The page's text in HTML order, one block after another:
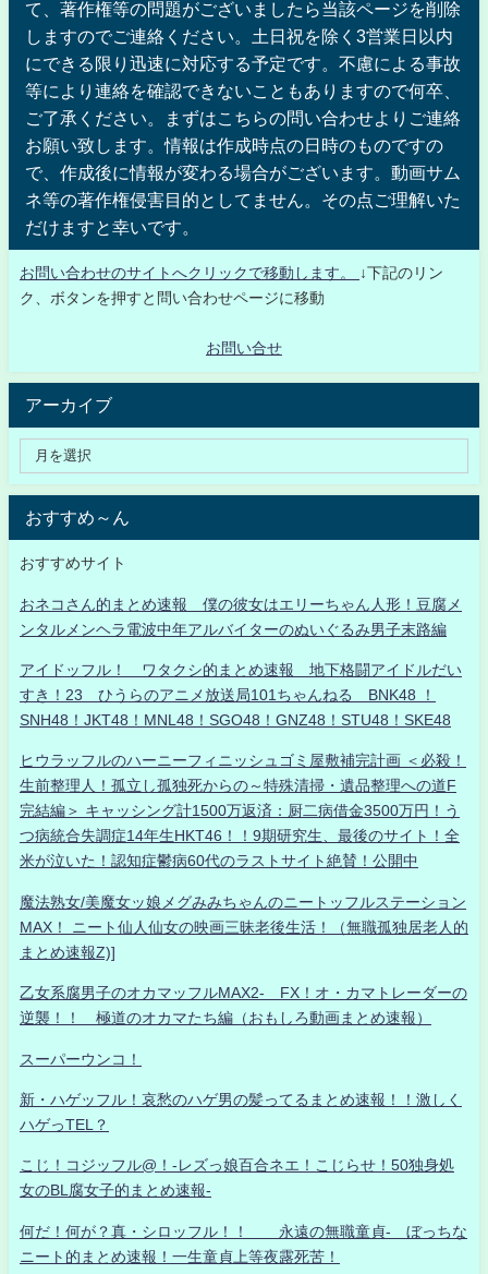
て、著作権等の問題がございましたら当該ページを削除
しますのでご連絡ください。土日祝を除く3営業日以内
にできる限り迅速に対応する予定です。不慮による事故
等により連絡を確認できないこともありますので何卒、
ご了承ください。まずはこちらの問い合わせよりご連絡
お願い致します。情報は作成時点の日時のものですの
で、作成後に情報が変わる場合がございます。動画サム
ネ等の著作権侵害目的としてません。その点ご理解いた
だけますと幸いです。
お問い合わせのサイトへクリックで移動します。
↓下記のリン
ク、ボタンを押すと問い合わせページに移動
お問い合せ
アーカイブ
おすすめ～ん
おすすめサイト
おネコさん的まとめ速報 僕の彼女はエリーちゃん人形！豆腐メ
ンタルメンヘラ電波中年アルバイターのぬいぐるみ男子末路編
アイドッフル！ ワタクシ的まとめ速報 地下格闘アイドルだい
すき！23 ひうらのアニメ放送局101ちゃんねる BNK48 ！
SNH48！JKT48！MNL48！SGO48！GNZ48！STU48！SKE48
ヒウラッフルのハーニーフィニッシュゴミ屋敷補完計画 ＜必殺！
生前整理人！孤立し孤独死からの～特殊清掃・遺品整理への道F
完結編＞ キャッシング計1500万返済：厨二病借金3500万円！う
つ病統合失調症14年生HKT46！！9期研究生、最後のサイト！全
米が泣いた！認知症鬱病60代のラストサイト絶賛！公開中
魔法熟女/美魔女ッ娘メグみみちゃんのニートッフルステーション
MAX！ ニート仙人仙女の映画三昧老後生活！（無職孤独居老人的
まとめ速報Z)]
乙女系腐男子のオカマッフルMAX2- FX！オ・カマトレーダーの
逆襲！！ 極道のオカマたち編（おもしろ動画まとめ速報）
スーパーウンコ！
新・ハゲッフル！哀愁のハゲ男の髪ってるまとめ速報！！激しく
ハゲっTEL？
こじ！コジッフル@！-レズっ娘百合ネエ！こじらせ！50独身処
女のBL腐女子的まとめ速報-
何だ！何が？真・シロッフル！！ 永遠の無職童貞- ぼっちな
ニート的まとめ速報！一生童貞上等夜露死苦！